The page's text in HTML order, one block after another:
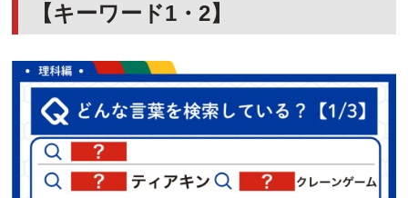
【キーワード1・2】